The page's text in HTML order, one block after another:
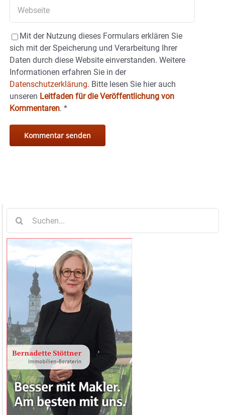
Mit der Nutzung dieses Formulars erklären Sie
sich mit der Speicherung und Verarbeitung Ihrer
Daten durch diese Website einverstanden. Weitere
Informationen erfahren Sie in der
Datenschutzerklärung. Bitte lesen Sie hier auch
unseren Leitfaden für die Veröffentlichung von
Kommentaren. *
nach: